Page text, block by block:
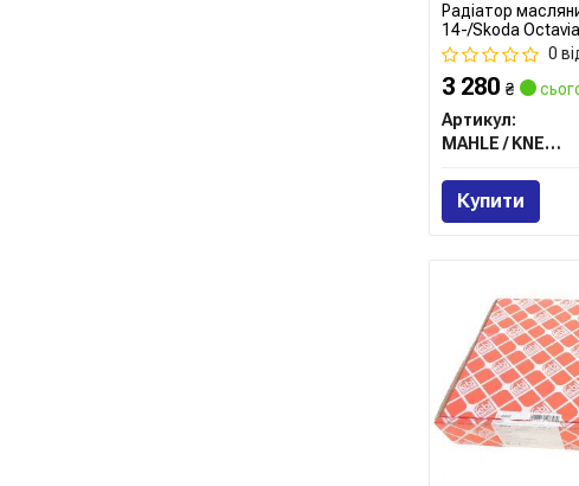
Радіатор
14-/Skoda
(теплообмінник)
0
3 280 ₴
Артикул:
MAHLE / KNECHT
Купити